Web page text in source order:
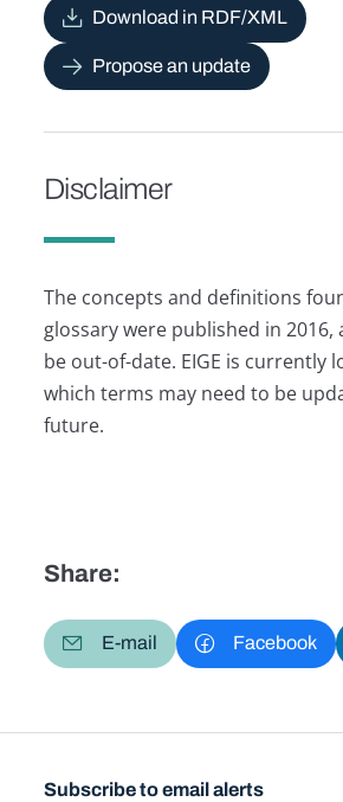
Download in RDF/XML
Propose an update
Disclaimer
The concepts and definitions
glossary were published in 2016,
be out-of-date. EIGE is currently
which terms may need to be
future.
Share:
E-mail Facebook
Subscribe to email alerts